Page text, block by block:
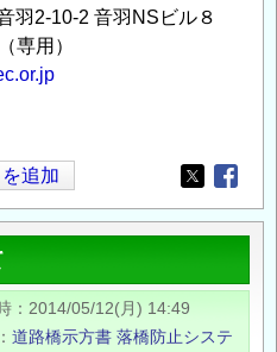
羽2-10-2 音羽NSビル８
専用）
追加
Opens in
2014/05/12(月) 14:49
道路橋示方書 落橋防止システ